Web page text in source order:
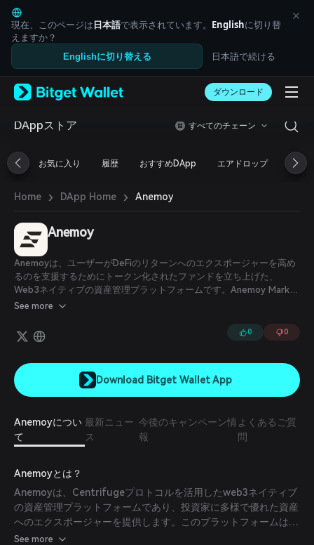
English
日本語
Tiếng Việt
Русский
Español (Latinoamérica)
Italiano
Deutsch
繁體中文
Português (Portugal)
ภาษาไทย
العربية
हिन्दी
Español
Português (Brasil)
Español (Argentina)
現在、このページは日本語で表示されています。 Englishに切り替
えますか？
Englishに切り替える 日本語で続ける
ダウンロード
DAppストア すべてのチェーン
お気に入り 履歴 おすすめDApp エアドロップ DeFi
Home › DApp Home › Anemoy
Anemoy
Anemoyは、ユーザーがDeFiのリターンへのエクスポージャーを高め
るのを支援するためにトークン化されたファンドを立ち上げた、
Web3ネイティブの資産管理プラットフォームです。Anemoy Market
Neutral Crypto Fund（DYFとも呼ばれる）は、レバレッジを使用せず
に対して分散化された投資を提供します。Centrifugeプロトコル上に
構築されたAnemoyは、オンチェーン資産管理の全ライフサイクルを
See more
0 0
Download Bitget Wallet App
Anemoyについ
て
最新ニュー
ス
今後のキャンペーン情
報
よくあるご質
問
Anemoyとは？
Anemoyは、Centrifugeプロトコルを活用したweb3ネイティブ
の資産管理プラットフォームであり、投資家に多様で優れた資産
へのエクスポージャーを提供します。このプラットフォームは、
オンチェーン資産管理の全ライフサイクルをサポートし、コンプ
See more